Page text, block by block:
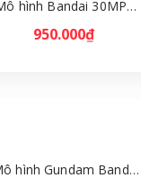
Mô hình Bandai 30MP Rei Ayanami (PLUG SUIT Ver.) – Evangelion [GDB] [30MP]
950.000₫
Mô hình Gundam Bandai HGGQ Zaku 1/144 – MSG GQuuuuuuX [GDB] [BHG]